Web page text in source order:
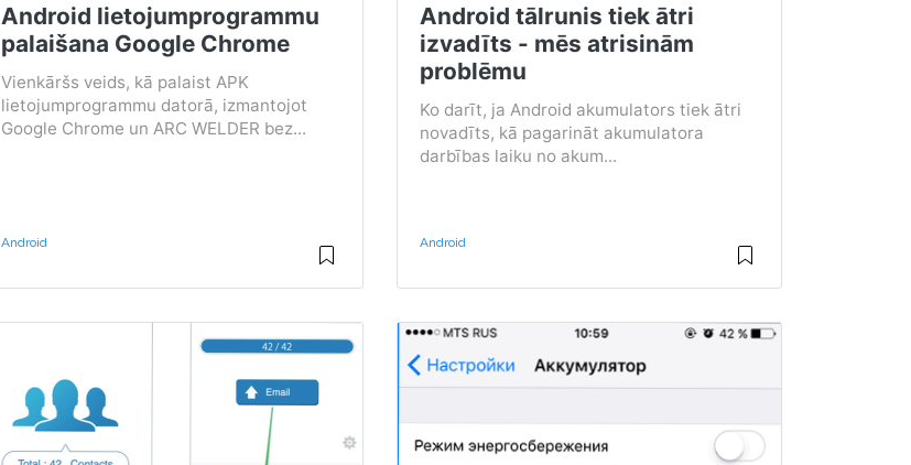
Android lietojumprogrammu
palaišana Google Chrome
Vienkāršs veids, kā palaist APK
lietojumprogrammu datorā, izmantojot
Google Chrome un ARC WELDER bez...
Android
Android tālrunis tiek ātri
izvadīts - mēs atrisinām
problēmu
Ko darīt, ja Android akumulators tiek ātri
novadīts, kā pagarināt akumulatora
darbības laiku no akum...
Android